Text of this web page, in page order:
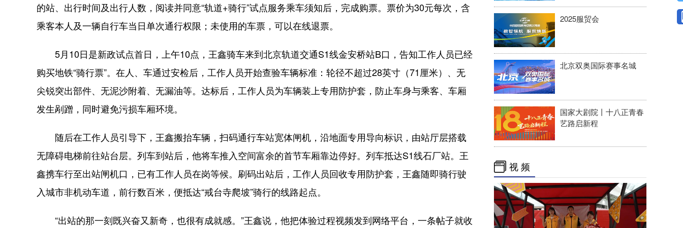
的站、出行时间及出行人数，阅读并同意“轨道+骑行”试点服务乘车须知后，完成购票。票价为30元每次，含
乘客本人及一辆自行车当日单次通行权限；未使用的车票，可以在线退票。
5月10日是新政试点首日，上午10点，王鑫骑车来到北京轨道交通S1线金安桥站B口，告知工作人员已经
购买地铁“骑行票”。在人、车通过安检后，工作人员开始查验车辆标准：轮径不超过28英寸（71厘米）、无
尖锐突出部件、无泥沙附着、无漏油等。达标后，工作人员为车辆装上专用防护套，防止车身与乘客、车厢
发生剐蹭，同时避免污损车厢环境。
随后在工作人员引导下，王鑫搬抬车辆，扫码通行车站宽体闸机，沿地面专用导向标识，由站厅层搭载
无障碍电梯前往站台层。列车到站后，他将车推入空间富余的首节车厢靠边停好。列车抵达S1线石厂站。王
鑫携车行至出站闸机口，已有工作人员在岗等候。刷码出站后，工作人员回收专用防护套，王鑫随即骑行驶
入城市非机动车道，前行数百米，便抵达“戒台寺爬坡”骑行的线路起点。
“出站的那一刻既兴奋又新奇，也很有成就感。”王鑫说，他把体验过程视频发到网络平台，一条帖子就收
2025服贸会
北京双奥国际赛事名城
国家大剧院丨十八正青春
艺路启新程
视 频